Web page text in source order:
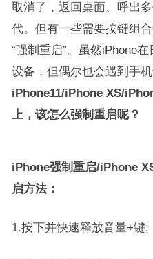
取消了，返回桌面、呼出
代。但有一些需要按键组
“强制重启”。虽然iPhone
设备，但偶尔也会遇到手机
iPhone11/iPhone XS/
上，该怎么强制重启呢？
iPhone强制重启/iPhone
启方法：
1.按下并快速释放音量+键;